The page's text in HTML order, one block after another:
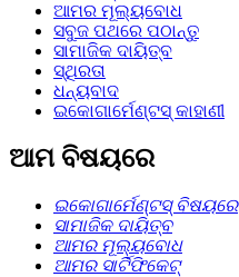
ଆମର ମୂଲ୍ୟବୋଧ
ସବୁଜ ପଥରେ ପଠାନ୍ତୁ
ସାମାଜିକ ଦାୟିତ୍ବ
ସ୍ଥିରତା
ଧନ୍ୟବାଦ
ଇକୋଗାର୍ମେଣ୍ଟସ୍ କାହାଣୀ
ଆମ ବିଷୟରେ
ଇକୋଗାର୍ମେଣ୍ଟସ୍ ବିଷୟରେ
ସାମାଜିକ ଦାୟିତ୍ବ
ଆମର ମୂଲ୍ୟବୋଧ
ଆମର ସାର୍ଟିଫିକେଟ୍